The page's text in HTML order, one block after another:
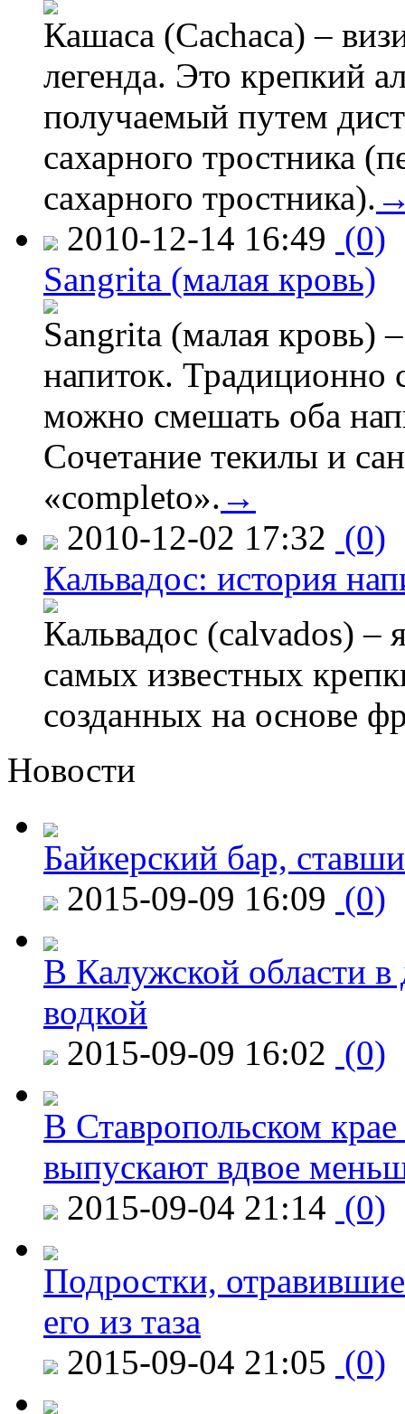
Кашаса (Cachaca) –
легенда. Это крепкий
получаемый путем
сахарного тростника
сахарного тростника).
2010-12-14 16:49 (0)
Sangrita (малая кровь)
Sangrita (малая кровь)
напиток. Традиционно
можно смешать оба
Сочетание текилы и
«completo». →
2010-12-02 17:32 (0)
Кальвадос: история
Кальвадос (calvados) –
самых известных
созданных на основе
Новости
Байкерский бар,
2015-09-09 16:09 (0)
В Калужской области в
водкой
2015-09-09 16:02 (0)
В Ставропольском
выпускают вдвое
2015-09-04 21:14 (0)
Подростки,
его из таза
2015-09-04 21:05 (0)